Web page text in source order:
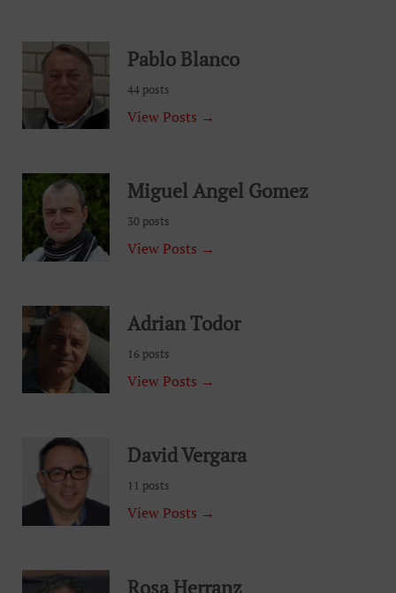
Pablo Blanco
44 posts
View Posts →
Miguel Angel Gomez
30 posts
View Posts →
Adrian Todor
16 posts
View Posts →
David Vergara
11 posts
View Posts →
Rosa Herranz